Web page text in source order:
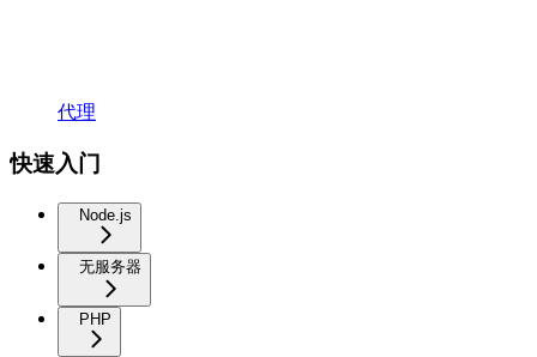
代理
快速入门
Node.js
无服务器
PHP